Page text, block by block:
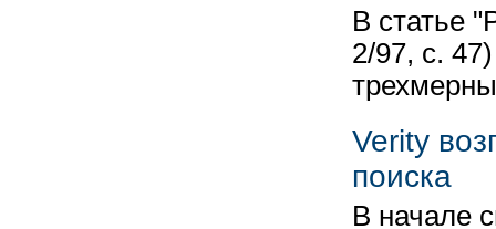
В статье
2/97, с.
Verity
поиска
В начале